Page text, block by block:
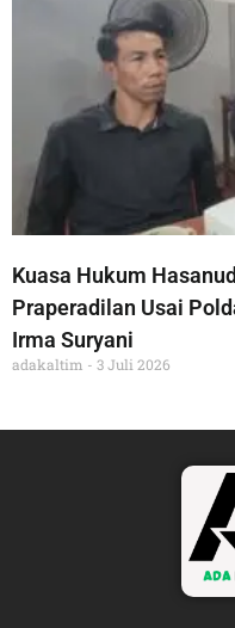
Kuasa Hukum
Praperadilan Usai
Irma Suryani
adakaltim 3 Juli 2026